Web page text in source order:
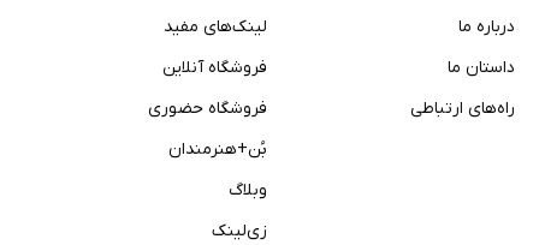
درباره ما
داستان ما
راه‌های ارتباطی
لینک‌های مفید
فروشگاه آنلاین
فروشگاه حضوری
بُن+هنرمندان
وبلاگ
زی‌لینک